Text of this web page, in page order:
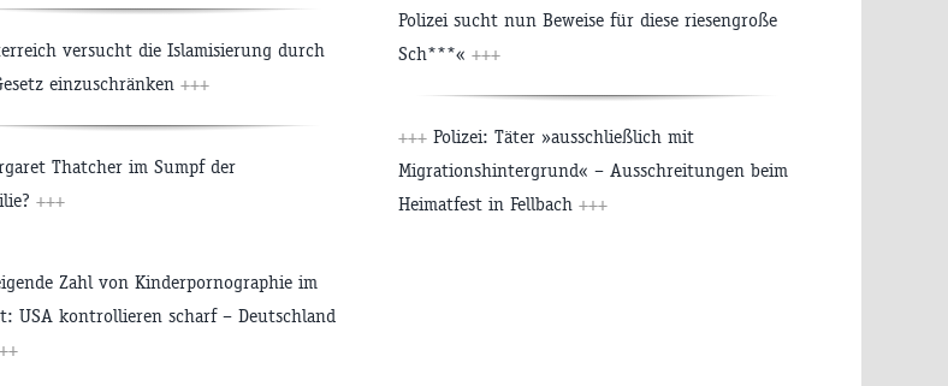
versucht die Islamisierung durch
einzuschränken +++
Thatcher im Sumpf der
+++
Zahl von Kinderpornographie im
USA kontrollieren scharf – Deutschland
Polizei sucht nun Beweise für diese riesengroße
Sch***« +++
+++ Polizei: Täter »ausschließlich mit
Migrationshintergrund« – Ausschreitungen beim
Heimatfest in Fellbach +++